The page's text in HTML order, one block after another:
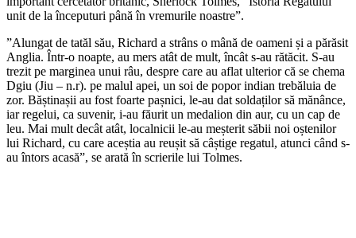
unit de la începuturi până în vremurile noastre”.
”Alungat de tatăl său, Richard a strâns o mână de oameni și a părăsit
Anglia. Într-o noapte, au mers atât de mult, încât s-au rătăcit. S-au
trezit pe marginea unui râu, despre care au aflat ulterior că se chema
Dgiu (Jiu – n.r). pe malul apei, un soi de popor indian trebăluia de
zor. Băștinașii au fost foarte pașnici, le-au dat soldaților să mănânce,
iar regelui, ca suvenir, i-au făurit un medalion din aur, cu un cap de
leu. Mai mult decât atât, localnicii le-au meșterit săbii noi oștenilor
lui Richard, cu care aceștia au reușit să câștige regatul, atunci când s-
au întors acasă”, se arată în scrierile lui Tolmes.